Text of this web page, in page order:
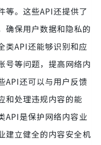
等。这些API还提供了
确保用户数据和隐私的
类API还能够识别和应
号等问题，提高网络内
API还可以与用户反馈
和处理违规内容的能
API是保护网络内容业
建立健全的内容安全机